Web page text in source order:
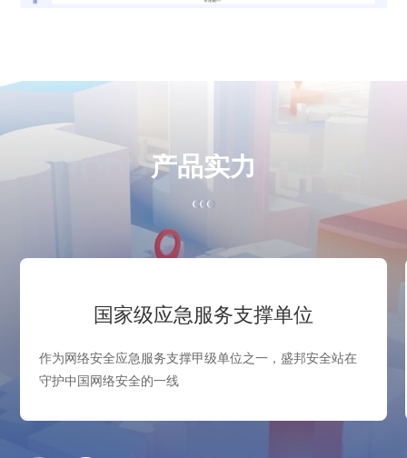
PRODUCT STRENGTH
产品实力
国家级应急服务支撑单位
作为网络安全应急服务支撑甲级单位之一，盛邦安全站在
守护中国网络安全的一线